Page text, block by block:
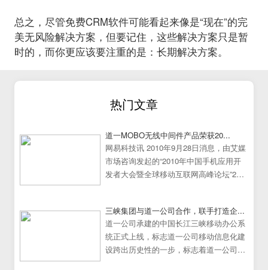
总之，尽管免费CRM软件可能看起来像是“现在”的完
美无风险解决方案，但要记住，这些解决方案只是暂
时的，而你更应该要注重的是：长期解决方案。
热门文章
道一MOBO无线中间件产品荣获20...
网易科技讯 2010年9月28日消息，由艾媒
市场咨询发起的“2010年中国手机应用开
发者大会暨全球移动互联网高峰论坛”25
三峡集团与道一公司合作，联手打造企...
道一公司承建的中国长江三峡移动办公系
统正式上线，标志道一公司移动信息化建
设跨出历史性的一步，标志着道一公司移